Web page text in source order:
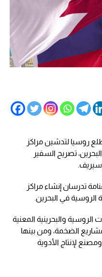
روسيا لتدشين مراكز
تصريح السفير
تدرسان إنشاء مراكز
الروسية في البحرين.
والبحرينية المعنية
الضخمة، ومن بينها
لإنتاج الأدوية